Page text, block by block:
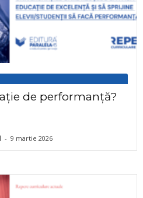
de performanță?
- 9 martie 2026